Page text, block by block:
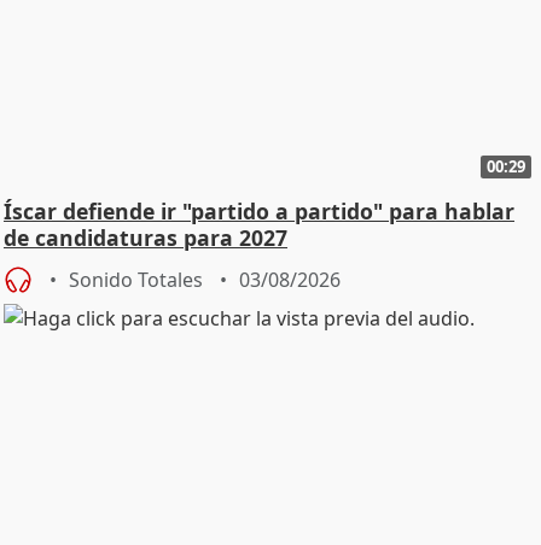
00:29
Íscar defiende ir "partido a partido" para hablar
de candidaturas para 2027
Sonido Totales 03/08/2026